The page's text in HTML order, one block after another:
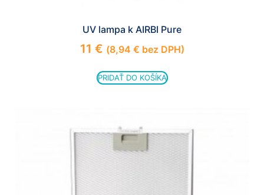
UV lampa k AIRBI Pure
11 € (8,94 € bez DPH)
PRIDAŤ DO KOŠÍKA